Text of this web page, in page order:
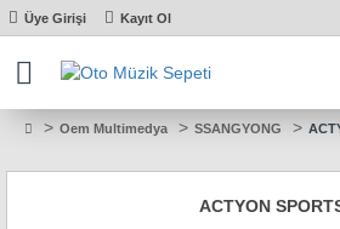
Üye Girişi Kayıt Ol
Oem Multimedya SSANGYONG
ACTYON